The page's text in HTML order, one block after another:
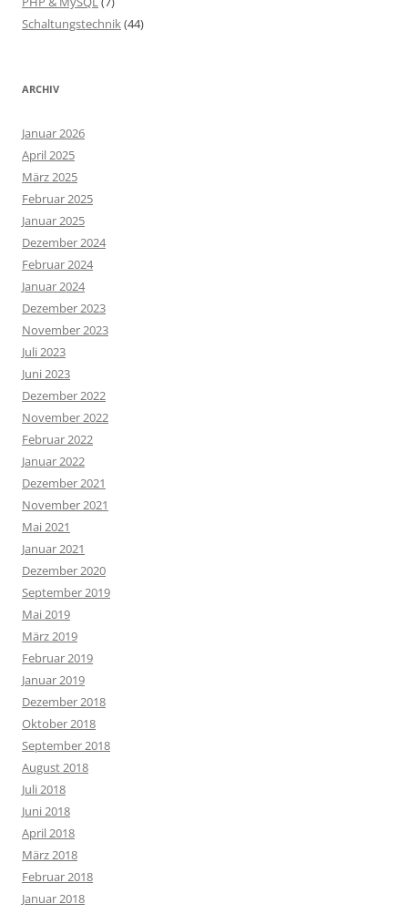
Schaltungstechnik(44)
ARCHIV
Januar 2026
April 2025
März 2025
Februar 2025
Januar 2025
Dezember 2024
Februar 2024
Januar 2024
Dezember 2023
November 2023
Juli 2023
Juni 2023
Dezember 2022
November 2022
Februar 2022
Januar 2022
Dezember 2021
November 2021
Mai 2021
Januar 2021
Dezember 2020
September 2019
Mai 2019
März 2019
Februar 2019
Januar 2019
Dezember 2018
Oktober 2018
September 2018
August 2018
Juli 2018
Juni 2018
April 2018
März 2018
Februar 2018
Januar 2018